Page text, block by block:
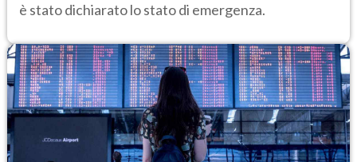
è stato dichiarato lo stato di emergenza.